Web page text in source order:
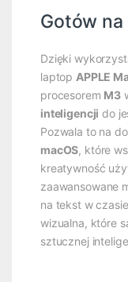
Gotów
Dzięki
laptop APPLE
procesorem M3
inteligencji do
Pozwala to na
macOS, które
kreatywność
zaawansowane
na tekst w
wizualna, które
sztucznej